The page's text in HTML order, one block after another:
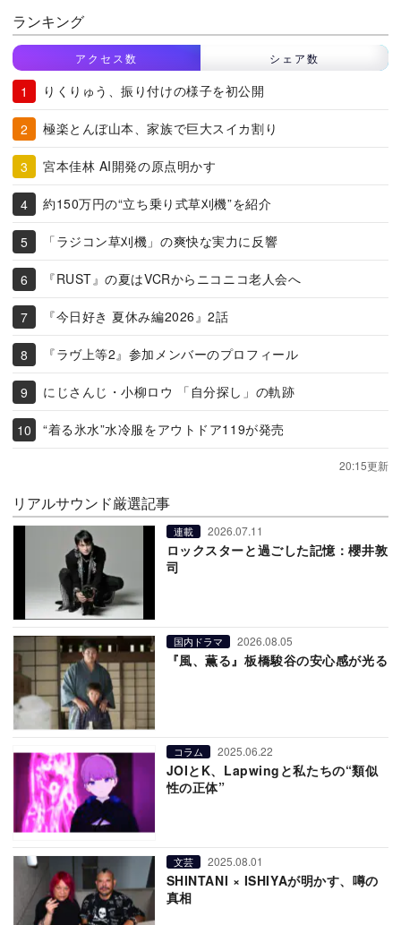
ランキング
アクセス数 シェア数
りくりゅう、振り付けの様子を初公開
極楽とんぼ山本、家族で巨大スイカ割り
宮本佳林 AI開発の原点明かす
約150万円の“立ち乗り式草刈機”を紹介
「ラジコン草刈機」の爽快な実力に反響
『RUST』の夏はVCRからニコニコ老人会へ
『今日好き 夏休み編2026』2話
『ラヴ上等2』参加メンバーのプロフィール
にじさんじ・小柳ロウ 「自分探し」の軌跡
“着る氷水”水冷服をアウトドア119が発売
20:15更新
リアルサウンド厳選記事
連載 2026.07.11
ロックスターと過ごした記憶：櫻井敦
司
国内ドラマ 2026.08.05
『風、薫る』板橋駿谷の安心感が光る
コラム 2025.06.22
JOIとK、Lapwingと私たちの“類似
性の正体”
文芸 2025.08.01
SHINTANI × ISHIYAが明かす、噂の
真相